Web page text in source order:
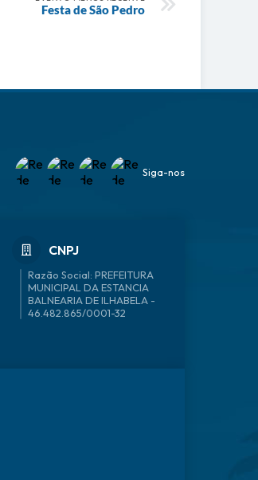
Festa de São Pedro
CNPJ
46.482.865/0001-32
Siga-nos